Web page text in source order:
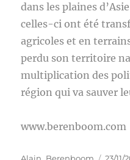
dans les plaines
celles-ci ont été
agricoles et en
perdu son territoire
multiplication des
région qui va sauver
www.berenboom.com
Auteur